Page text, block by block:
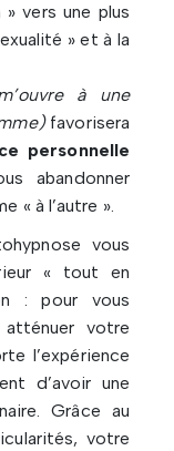
vers une plus
» et à la
à une
favorisera
personnelle
abandonner
« à l’autre ».
vous
« tout en
: pour vous
atténuer votre
l’expérience
d’avoir une
Grâce au
votre